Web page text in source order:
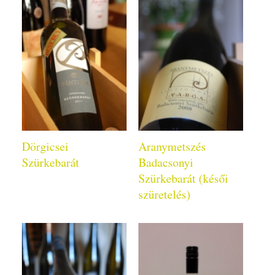
Dörgicsei
Szürkebarát
Aranymetszés
Badacsonyi
Szürkebarát (késői
szüretelés)